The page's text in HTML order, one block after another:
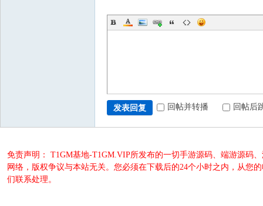
发表回复 回帖并转播 回帖后
免责声明： T1GM基地-T1GM.VIP所发布的一切手游源码、端游源码
网络，版权争议与本站无关。您必须在下载后的24个小时之内，从您
们联系处理。